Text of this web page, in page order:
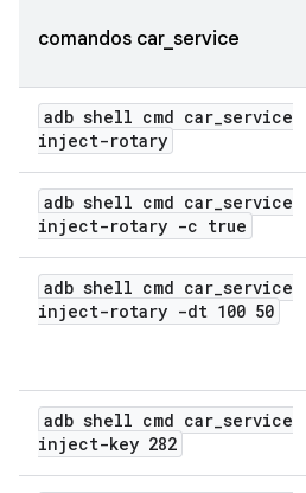
comandos car_service
adb shell cmd car_service
inject-rotary
adb shell cmd car_service
inject-rotary -c true
adb shell cmd car_service
inject-rotary -dt 100 50
adb shell cmd car_service
inject-key 282